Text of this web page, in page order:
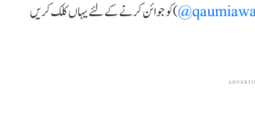
) کو جوائن کرنے کے لئے یہاں کلک کریں